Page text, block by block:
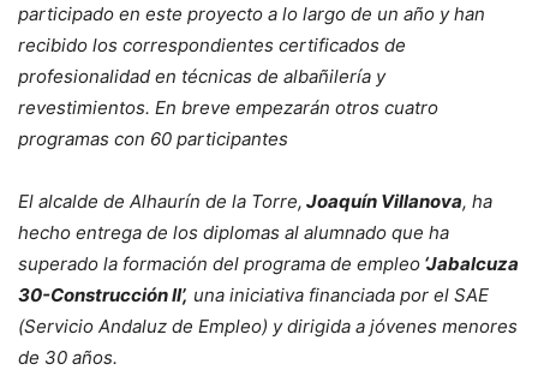
participado en este proyecto a lo largo de un año y han
recibido los correspondientes certificados de
profesionalidad en técnicas de albañilería y
revestimientos. En breve empezarán otros cuatro
programas con 60 participantes
El alcalde de Alhaurín de la Torre, Joaquín Villanova, ha
hecho entrega de los diplomas al alumnado que ha
superado la formación del programa de empleo ‘Jabalcuza
30-Construcción II’, una iniciativa financiada por el SAE
(Servicio Andaluz de Empleo) y dirigida a jóvenes menores
de 30 años.